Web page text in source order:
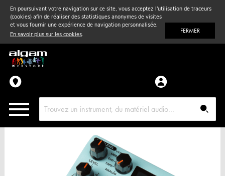
En poursuivant votre navigation sur ce site, vous acceptez l'utilisation de traceurs
(cookies) afin de réaliser des statistiques anonymes de visites
et vous fournir une expérience de navigation personnalisée.
En savoir plus sur les cookies. FERMER
Vent& Violon
Accessoires
Pièces détachées